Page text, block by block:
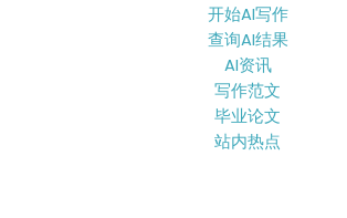
开始AI写作
查询AI结果
AI资讯
写作范文
毕业论文
站内热点